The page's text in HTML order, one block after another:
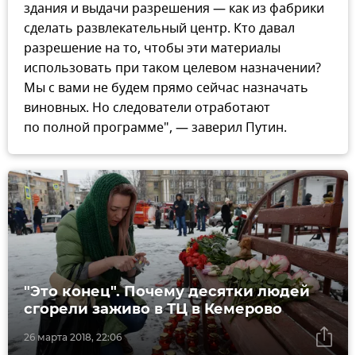
здания и выдачи разрешения — как из фабрики
сделать развлекательный центр. Кто давал
разрешение на то, чтобы эти материалы
использовать при таком целевом назначении?
Мы с вами не будем прямо сейчас назначать
виновных. Но следователи отработают
по полной программе", — заверил Путин.
26 марта 2018, 22:06
"Это конец". Почему десятки людей
сгорели заживо в ТЦ в Кемерово